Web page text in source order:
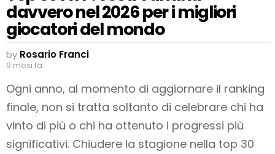
davvero nel 2026 per i migliori
giocatori del mondo
by Rosario Franci
9 mesi fa
Ogni anno, al momento di aggiornare il ranking
finale, non si tratta soltanto di celebrare chi ha
vinto di più o chi ha ottenuto i progressi più
significativi. Chiudere la stagione nella top 30